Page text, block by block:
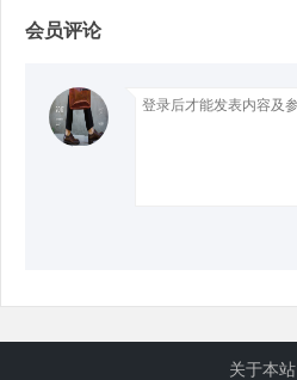
会员评论
关于本站